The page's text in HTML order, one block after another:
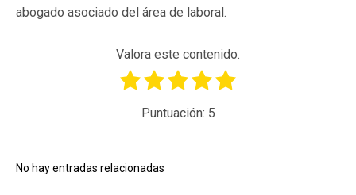
abogado asociado del área de laboral.
Valora este contenido.
Puntuación: 5
No hay entradas relacionadas